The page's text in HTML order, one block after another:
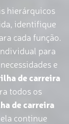
hierárquicos
identifique
cada função.
para
e
de carreira
todos os
de carreira
continue